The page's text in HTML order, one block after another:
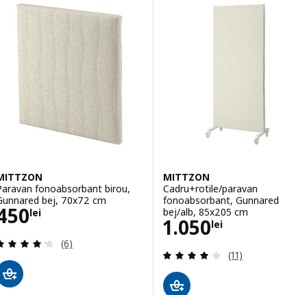
fonoabsorbant birou,
bej, 70x72 cm
lei
450lei
Evaluare: 4.2 din 5 stele. Total recenzii:
(6)
MITTZON
Cadru+rotile/paravan
fonoabsorbant, Gunnared
bej/alb, 85x205 cm
1.050lei
Preţ 1050lei
Evaluare: 4.1
(11)